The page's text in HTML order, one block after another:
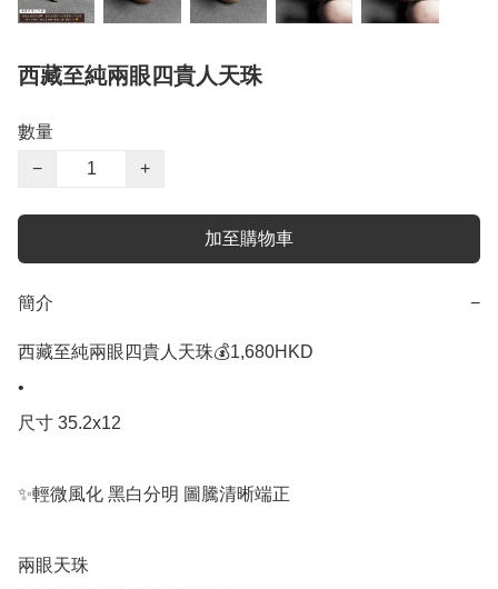
西藏至純兩眼四貴人天珠
數量
−
+
加至購物車
簡介 −
西藏至純兩眼四貴人天珠💰1,680HKD
•
尺寸 35.2x12
✨輕微風化 黑白分明 圖騰清晰端正
兩眼天珠